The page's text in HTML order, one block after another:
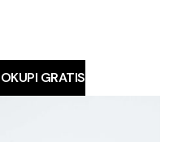
GRATIS